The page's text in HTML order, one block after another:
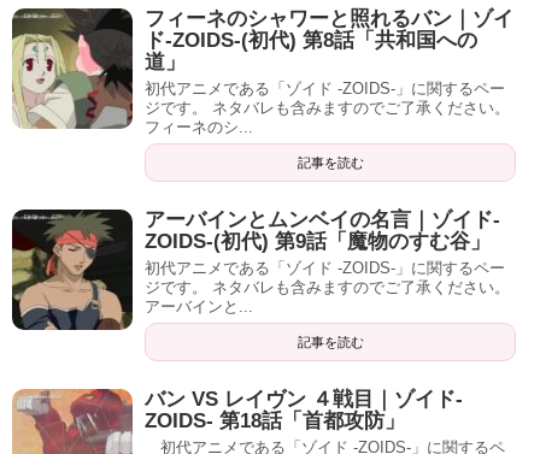
フィーネのシャワーと照れるバン｜ゾイ
ド-ZOIDS-(初代) 第8話「共和国への
道」
初代アニメである「ゾイド -ZOIDS-」に関するペー
ジです。 ネタバレも含みますのでご了承ください。
フィーネのシ...
記事を読む
アーバインとムンベイの名言｜ゾイド-
ZOIDS-(初代) 第9話「魔物のすむ谷」
初代アニメである「ゾイド -ZOIDS-」に関するペー
ジです。 ネタバレも含みますのでご了承ください。
アーバインと...
記事を読む
バン VS レイヴン ４戦目｜ゾイド-
ZOIDS- 第18話「首都攻防」
初代アニメである「ゾイド -ZOIDS-」に関するペ